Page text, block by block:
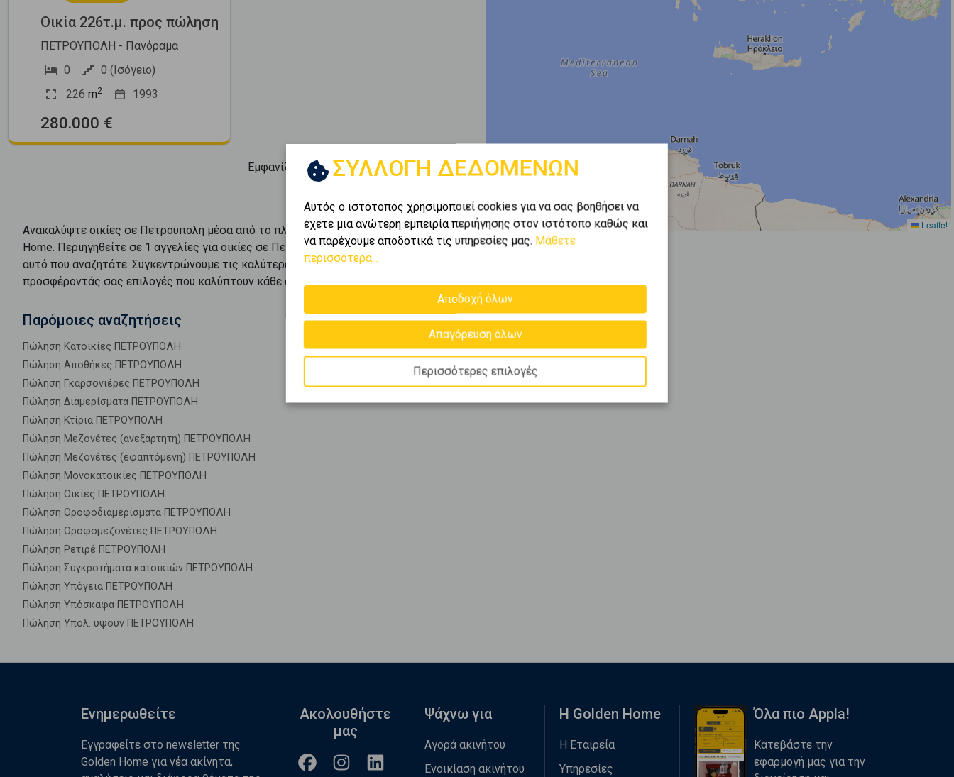
Οικία 226τ.μ. προς πώληση
ΠΕΤΡΟΥΠΟΛΗ - Πανόραμα
0
0 (Ισόγειο)
226 m2 1993
280.000 €
Εμφανίζονται1-1από1.
Ανακαλύψτε οικίες σε Πετρουπολη μέσα από το πλούσιο χαρτοφυλάκιο της Golden
Home. Περιηγηθείτε σε 1 αγγελίες για οικίες σε Πετρουποληκαι βρείτε ακριβώς
αυτό που αναζητάτε. Συγκεντρώνουμε τις καλύτερες ευκαιρίες προς
προσφέροντάς σας επιλογές που καλύπτουν κάθε ανάγκη.
Παρόμοιες αναζητήσεις
Πώληση Κατοικίες ΠΕΤΡΟΥΠΟΛΗ
Πώληση Αποθήκες ΠΕΤΡΟΥΠΟΛΗ
Πώληση Γκαρσονιέρες ΠΕΤΡΟΥΠΟΛΗ
Πώληση Διαμερίσματα ΠΕΤΡΟΥΠΟΛΗ
Πώληση Κτίρια ΠΕΤΡΟΥΠΟΛΗ
Πώληση Μεζονέτες (ανεξάρτητη) ΠΕΤΡΟΥΠΟΛΗ
Πώληση Μεζονέτες (εφαπτόμενη) ΠΕΤΡΟΥΠΟΛΗ
Πώληση Μονοκατοικίες ΠΕΤΡΟΥΠΟΛΗ
Πώληση Οικίες ΠΕΤΡΟΥΠΟΛΗ
Πώληση Οροφοδιαμερίσματα ΠΕΤΡΟΥΠΟΛΗ
Πώληση Οροφομεζονέτες ΠΕΤΡΟΥΠΟΛΗ
Πώληση Ρετιρέ ΠΕΤΡΟΥΠΟΛΗ
Πώληση Συγκροτήματα κατοικιών ΠΕΤΡΟΥΠΟΛΗ
Πώληση Υπόγεια ΠΕΤΡΟΥΠΟΛΗ
Πώληση Υπόσκαφα ΠΕΤΡΟΥΠΟΛΗ
Πώληση Υπολ. υψουν ΠΕΤΡΟΥΠΟΛΗ
Leaflet
ΣΥΛΛΟΓΗ ΔΕΔΟΜΕΝΩΝ
Αυτός ο ιστότοπος χρησιμοποιεί cookies για να σας βοηθήσει να
έχετε μια ανώτερη εμπειρία περιήγησης στον ιστότοπο καθώς και
να παρέχουμε αποδοτικά τις υπηρεσίες μας. Μάθετε
περισσότερα...
Αποδοχή όλων
Απαγόρευση όλων
Περισσότερες επιλογές
Ενημερωθείτε
Εγγραφείτε στο newsletter της
Golden Home για νέα ακίνητα,
Ακολουθήστε
μας
Ψάχνω για
Αγορά ακινήτου
Ενοικίαση ακινήτου
Η Golden Home
Η Εταιρεία
Υπηρεσίες
Όλα πιο Appla!
Κατεβάστε την
εφαρμογή μας για την